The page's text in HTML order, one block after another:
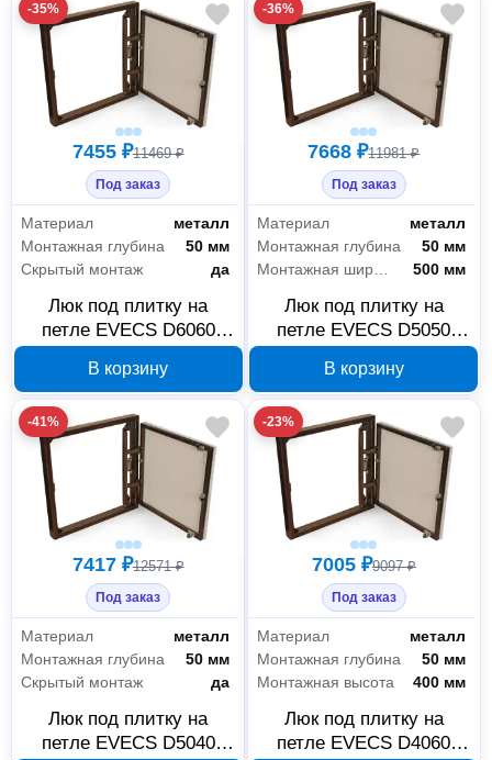
-35%
7455 ₽11469 ₽
Под заказ
Материал
металл
Монтажная глубина
50 мм
Скрытый монтаж
да
Люк под плитку на
петле EVECS D6060
мм 90-02279
В корзину
-36%
7668 ₽11981 ₽
Под заказ
Материал
металл
Монтажная глубина
50 мм
Монтажная ширина
500 мм
Люк под плитку на
петле EVECS D5050
мм 90-02275
В корзину
-41%
7417 ₽12571 ₽
Под заказ
Материал
металл
Монтажная глубина
50 мм
Скрытый монтаж
да
Люк под плитку на
петле EVECS D5040
-23%
7005 ₽9097 ₽
Под заказ
Материал
металл
Монтажная глубина
50 мм
Монтажная высота
400 мм
Люк под плитку на
петле EVECS D4060